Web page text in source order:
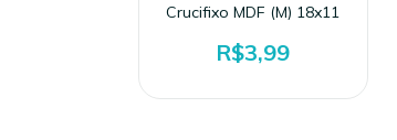
Crucifixo MDF (M) 18x11
R$3,99